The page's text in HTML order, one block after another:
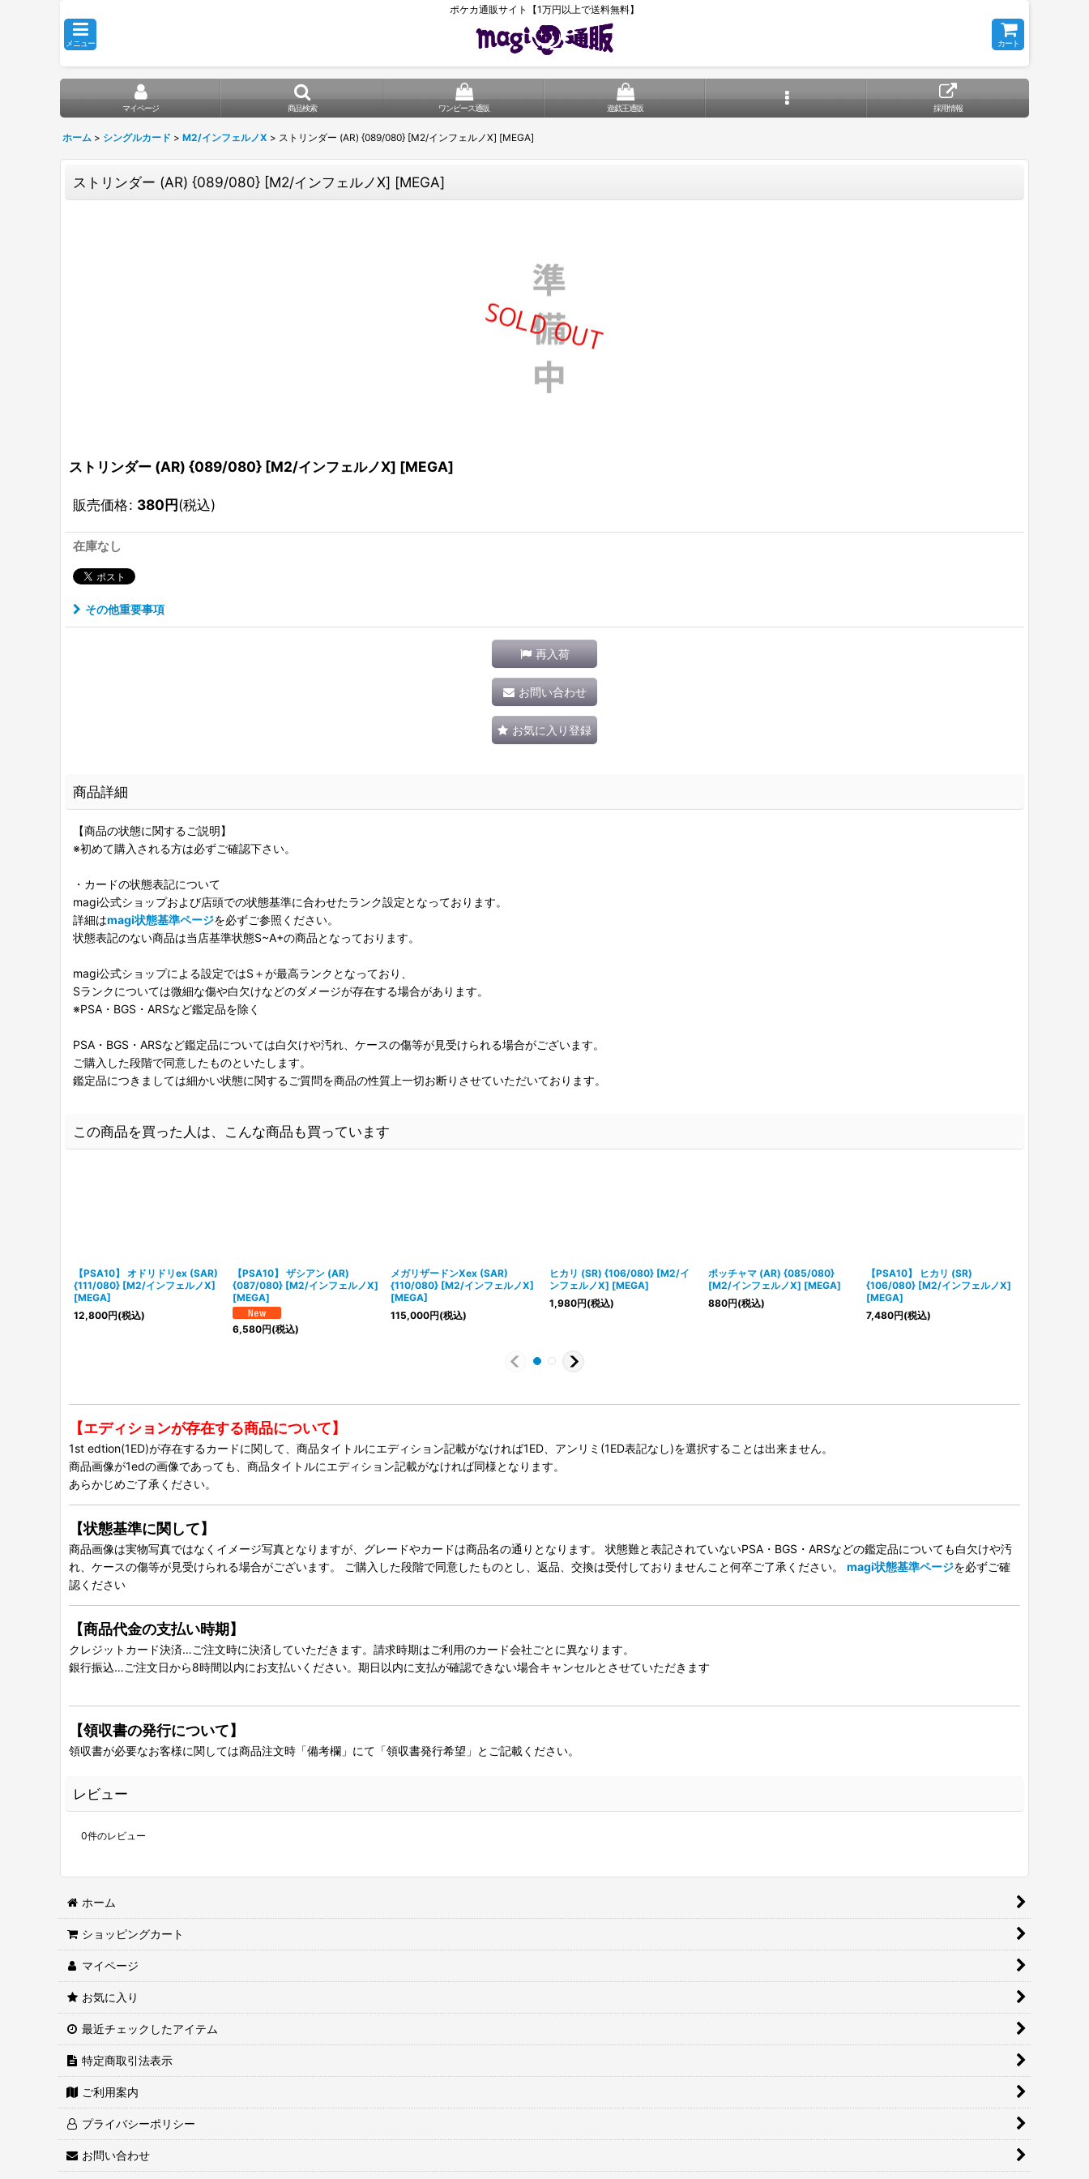
ポケカ通販サイト【1万円以上で送料無料】
メニュー カート
マイページ 商品検索 ワンピース通販 遊戯王通販 採用情報
ホーム > シングルカード > M2/インフェルノX > ストリンダー (AR) {089/080} [M2/インフェルノX] [MEGA]
ストリンダー (AR) {089/080} [M2/インフェルノX] [MEGA]
ストリンダー (AR) {089/080} [M2/インフェルノX] [MEGA]
販売価格: 380円(税込)
在庫なし
その他重要事項
再入荷
お問い合わせ
お気に入り登録
商品詳細
【商品の状態に関するご説明】
※初めて購入される方は必ずご確認下さい。
・カードの状態表記について
magi公式ショップおよび店頭での状態基準に合わせたランク設定となっております。
詳細はmagi状態基準ページを必ずご参照ください。
状態表記のない商品は当店基準状態S~A+の商品となっております。
magi公式ショップによる設定ではS＋が最高ランクとなっており、
Sランクについては微細な傷や白欠けなどのダメージが存在する場合があります。
※PSA・BGS・ARSなど鑑定品を除く
PSA・BGS・ARSなど鑑定品については白欠けや汚れ、ケースの傷等が見受けられる場合がございます。
ご購入した段階で同意したものといたします。
鑑定品につきましては細かい状態に関するご質問を商品の性質上一切お断りさせていただいております。
この商品を買った人は、こんな商品も買っています
【PSA10】 オドリドリex (SAR)
{111/080} [M2/インフェルノX]
[MEGA]
12,800円(税込)
【PSA10】 ザシアン (AR)
{087/080} [M2/インフェルノX]
[MEGA]
6,580円(税込)
メガリザードンXex (SAR)
{110/080} [M2/インフェルノX]
[MEGA]
115,000円(税込)
ヒカリ (SR) {106/080} [M2/イ
ンフェルノX] [MEGA]
1,980円(税込)
ポッチャマ (AR) {085/080}
[M2/インフェルノX] [MEGA]
880円(税込)
【PSA10】 ヒカリ (SR)
{106/080} [M2/インフェルノX]
[MEGA]
7,480円(税込)
【エディションが存在する商品について】
1st edtion(1ED)が存在するカードに関して、商品タイトルにエディション記載がなければ1ED、アンリミ(1ED表記なし)を選択することは出来ません。
商品画像が1edの画像であっても、商品タイトルにエディション記載がなければ同様となります。
あらかじめご了承ください。
【状態基準に関して】
商品画像は実物写真ではなくイメージ写真となりますが、グレードやカードは商品名の通りとなります。 状態難と表記されていないPSA・BGS・ARSなどの鑑定品についても白欠けや汚
れ、ケースの傷等が見受けられる場合がございます。 ご購入した段階で同意したものとし、返品、交換は受付しておりませんこと何卒ご了承ください。 magi状態基準ページを必ずご確
認ください
【商品代金の支払い時期】
クレジットカード決済…ご注文時に決済していただきます。請求時期はご利用のカード会社ごとに異なります。
銀行振込…ご注文日から8時間以内にお支払いください。期日以内に支払が確認できない場合キャンセルとさせていただきます
【領収書の発行について】
領収書が必要なお客様に関しては商品注文時「備考欄」にて「領収書発行希望」とご記載ください。
レビュー
0件のレビュー
ホーム
ショッピングカート
マイページ
お気に入り
最近チェックしたアイテム
特定商取引法表示
ご利用案内
プライバシーポリシー
お問い合わせ